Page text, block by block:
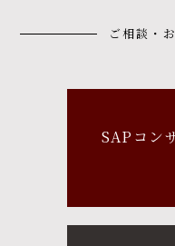
ご相談・
SAPコン